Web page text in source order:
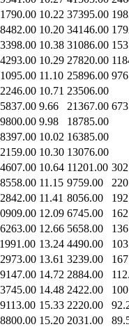
10.22 37395.00
10.20 34146.00
10.38 31086.00
10.29 27820.00
11.10 25896.00
10.71 23506.00
9.66 21367.00
9.98
18785.00
10.02 16385.00
10.30 13076.00
10.64 11201.00
11.15 9759.00
11.41 8056.00
12.09 6745.00
12.66 5658.00
13.24 4490.00
13.61 3239.00
14.72 2884.00
14.48 2422.00
15.33 2220.00
15.20 2031.00